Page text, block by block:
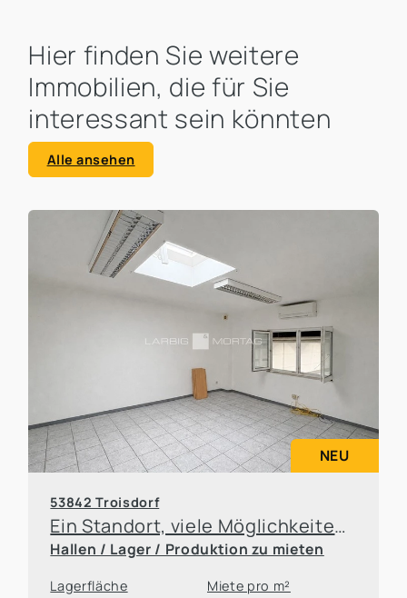
Hier finden Sie weitere
Immobilien, die für Sie
interessant sein könnten
Alle ansehen
NEU
53842 Troisdorf
Ein Standort, viele Möglichkeiten – Büro- und Hallenflächen flexibel anmietbar
Hallen / Lager / Produktion zu mieten
Lagerfläche Miete pro m²